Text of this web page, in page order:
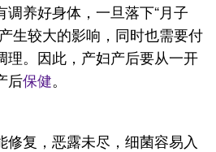
养好身体，一旦落下“月子
生较大的影响，同时也需要付
理。因此，产妇产后要从一开
后保健。
修复，恶露未尽，细菌容易入